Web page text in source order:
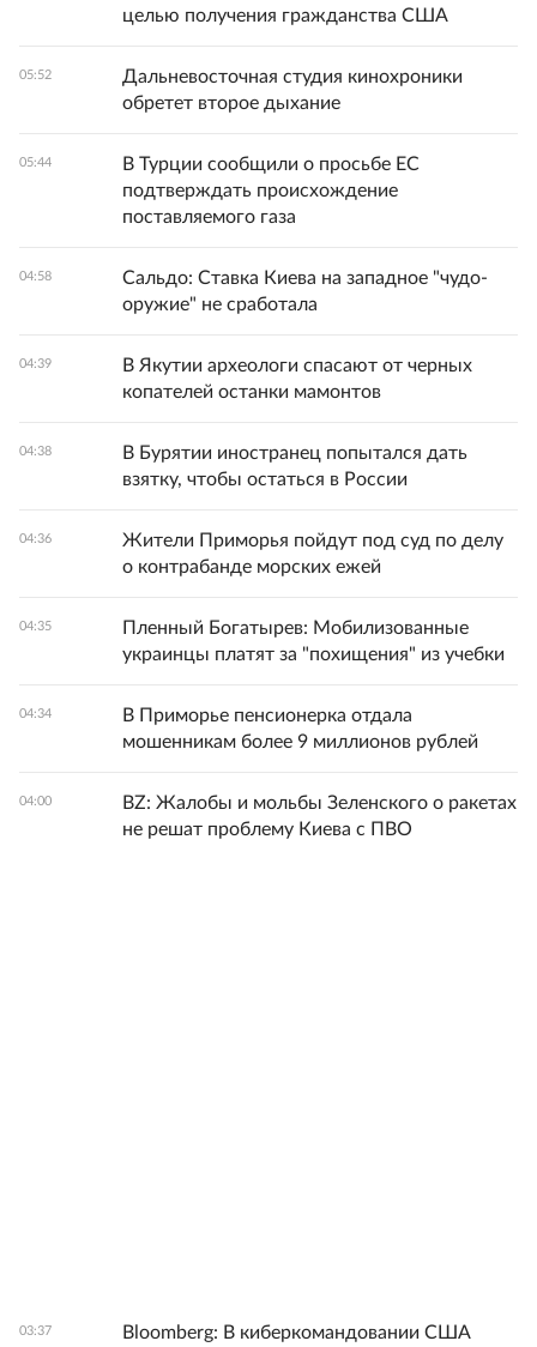
целью получения гражданства США
05:52
Дальневосточная студия кинохроники
обретет второе дыхание
05:44
В Турции сообщили о просьбе ЕС
подтверждать происхождение
поставляемого газа
04:58
Сальдо: Ставка Киева на западное "чудо-
оружие" не сработала
04:39
В Якутии археологи спасают от черных
копателей останки мамонтов
04:38
В Бурятии иностранец попытался дать
взятку, чтобы остаться в России
04:36
Жители Приморья пойдут под суд по делу
о контрабанде морских ежей
04:35
Пленный Богатырев: Мобилизованные
украинцы платят за "похищения" из учебки
04:34
В Приморье пенсионерка отдала
мошенникам более 9 миллионов рублей
04:00
BZ: Жалобы и мольбы Зеленского о ракетах
не решат проблему Киева с ПВО
03:37
Bloomberg: В киберкомандовании США